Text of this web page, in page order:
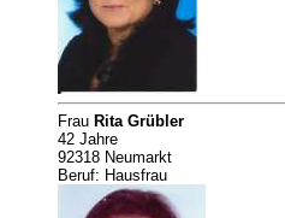
Frau Rita Grübler
42 Jahre
92318 Neumarkt
Beruf: Hausfrau